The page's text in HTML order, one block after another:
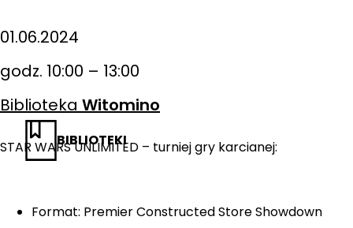
BIBLIOTEKI
01.06.2024
godz. 10:00 – 13:00
Biblioteka Witomino
STAR WARS UNLIMITED – turniej gry karcianej:
Format: Premier Constructed Store Showdown